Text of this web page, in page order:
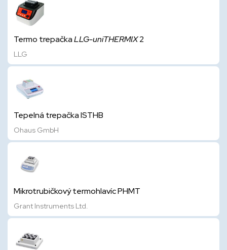
Termo trepačkaLLG-uniTHERMIX2
LLG
Tepelná trepačka ISTHB
Ohaus GmbH
Mikrotrubičkový termohlavíc PHMT
Grant Instruments Ltd.